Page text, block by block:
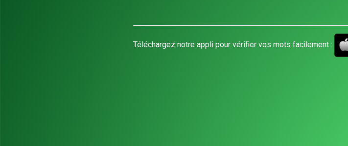
Téléchargez notre appli pour vérifier vos mots facilement :